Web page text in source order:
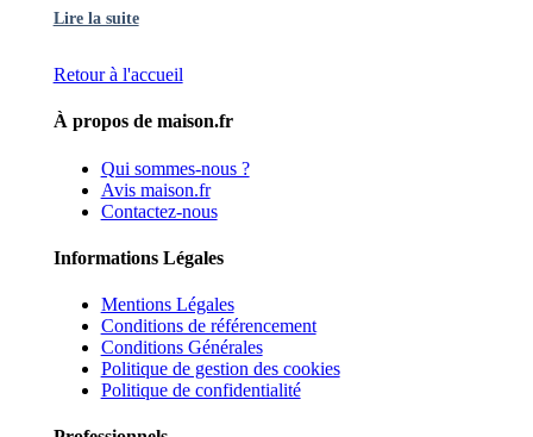
Lire la suite
Retour à l'accueil
À propos de maison.fr
Qui sommes-nous ?
Avis maison.fr
Contactez-nous
Informations Légales
Mentions Légales
Conditions de référencement
Conditions Générales
Politique de gestion des cookies
Politique de confidentialité